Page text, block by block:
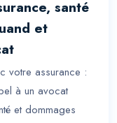
santé
et
votre assurance :
à un avocat
et dommages